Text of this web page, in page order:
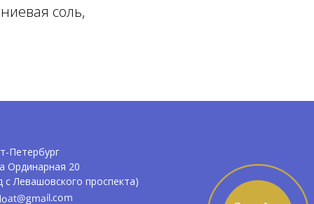
соль,
Петербург
Ординарная 20
с Левашовского проспекта)